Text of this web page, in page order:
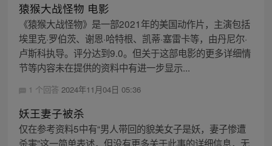
猿猴大战怪物 电影
《猿猴大战怪物》是一部2021年的美国动作片，主演包括
埃里克·罗伯茨、谢恩·哈特根、凯蒂·塞雷卡等，由丹尼尔·
卢斯科执导。评分达到9.0。但关于这部电影的更多详细情
节等内容未在提供的资料中有进一步显示...
1 个回答 2024年11月04日 05:36
妖王妻子被杀
仅在参考资料5中有“男人带回的貌美女子是妖，妻子惨遭
杀害”这一简单表述，但没有更多关于此事的详细信息，无